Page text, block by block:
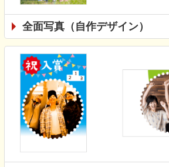
全面写真（自作デザイン）